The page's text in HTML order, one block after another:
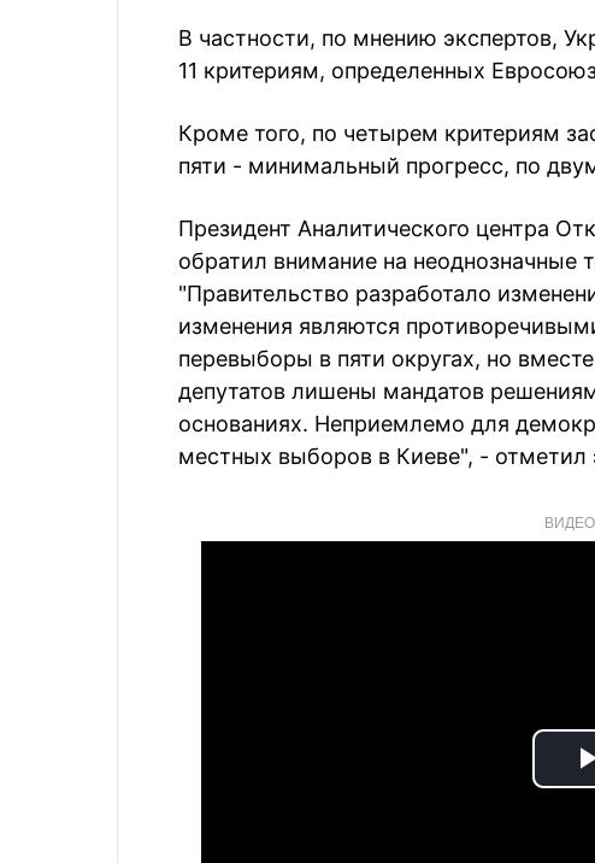
В частности, по мнению экспертов,
11 критериям, определенных
Кроме того, по четырем критериям
пяти - минимальный прогресс, по
Президент Аналитического центра
обратил внимание на неоднозначные
"Правительство разработало
изменения являются
перевыборы в пяти округах, но
депутатов лишены мандатов
основаниях. Неприемлемо для
местных выборов в Киеве", - отметил